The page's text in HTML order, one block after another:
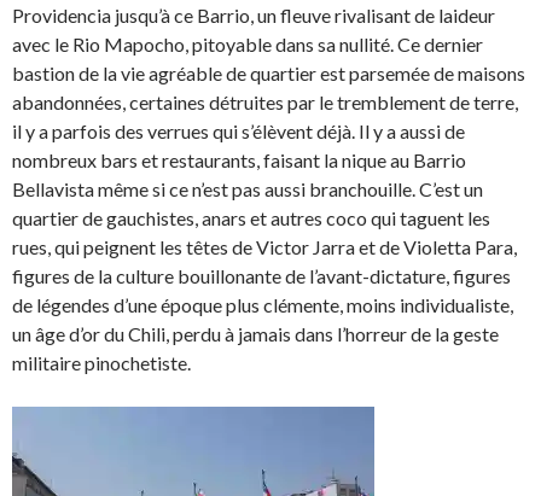
Providencia jusqu’à ce Barrio, un fleuve rivalisant de laideur
avec le Rio Mapocho, pitoyable dans sa nullité. Ce dernier
bastion de la vie agréable de quartier est parsemée de maisons
abandonnées, certaines détruites par le tremblement de terre,
il y a parfois des verrues qui s’élèvent déjà. Il y a aussi de
nombreux bars et restaurants, faisant la nique au Barrio
Bellavista même si ce n’est pas aussi branchouille. C’est un
quartier de gauchistes, anars et autres coco qui taguent les
rues, qui peignent les têtes de Victor Jarra et de Violetta Para,
figures de la culture bouillonante de l’avant-dictature, figures
de légendes d’une époque plus clémente, moins individualiste,
un âge d’or du Chili, perdu à jamais dans l’horreur de la geste
militaire pinochetiste.